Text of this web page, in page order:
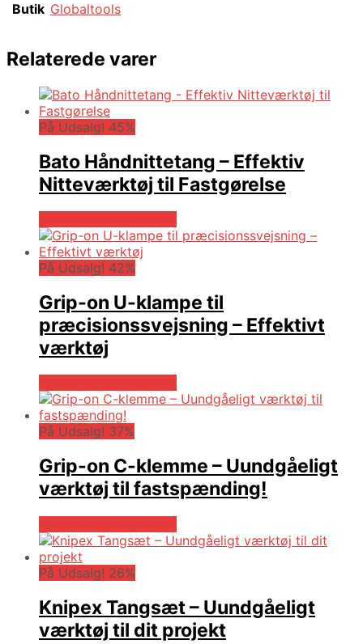
Butik Globaltools
Relaterede varer
På Udsalg! 45%
Bato Håndnittetang – Effektiv
Nitteværktøj til Fastgørelse
På Udsalg! 42%
Grip-on U-klampe til
præcisionssvejsning – Effektivt
værktøj
På Udsalg! 37%
Grip-on C-klemme – Uundgåeligt
værktøj til fastspænding!
På Udsalg! 26%
Knipex Tangsæt – Uundgåeligt
værktøj til dit projekt